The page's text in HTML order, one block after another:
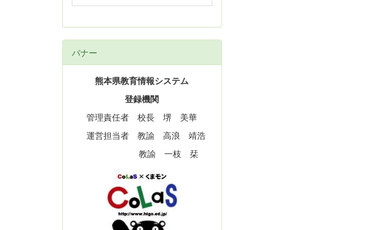
バナー
熊本県教育情報システム
登録機関
管理責任者 校長 堺 美華
運営担当者 教諭 高浪 靖浩
教諭 一枝 栞